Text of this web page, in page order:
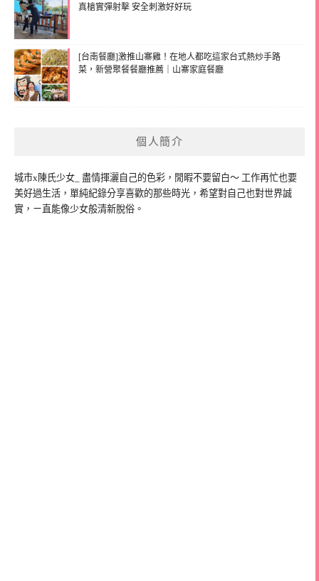
真槍實彈射擊 安全刺激好好玩
[台南餐廳]激推山寨雞！在地人都吃這家台式熱炒手路
菜，新營聚餐餐廳推薦｜山寨家庭餐廳
個人簡介
城市x陳氏少女_ 盡情揮灑自己的色彩，閒暇不要留白～ 工作再忙也要
美好過生活，單純紀錄分享喜歡的那些時光，希望對自己也對世界誠
實，ㄧ直能像少女般清新脫俗。